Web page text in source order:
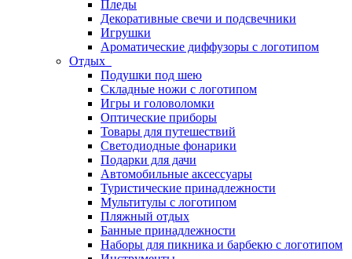
Пледы
Декоративные свечи и подсвечники
Игрушки
Ароматические диффузоры с логотипом
Отдых
Подушки под шею
Складные ножи с логотипом
Игры и головоломки
Оптические приборы
Товары для путешествий
Светодиодные фонарики
Подарки для дачи
Автомобильные аксессуары
Туристические принадлежности
Мультитулы с логотипом
Пляжный отдых
Банные принадлежности
Наборы для пикника и барбекю с логотипом